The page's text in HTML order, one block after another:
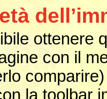
ottenere
con il
la toolbar